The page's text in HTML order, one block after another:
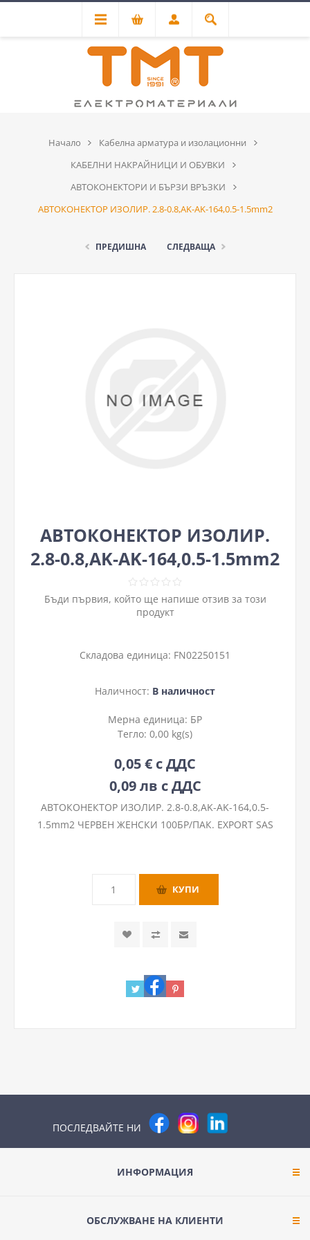
Начало
Кабелна арматура и изолационни
КАБЕЛНИ НАКРАЙНИЦИ И ОБУВКИ
АВТОКОНЕКТОРИ И БЪРЗИ ВРЪЗКИ
АВТОКОНЕКТОР ИЗОЛИР. 2.8-0.8,ΑΚ-ΑΚ-164,0.5-1.5mm2
ПРЕДИШНА СЛЕДВАЩА
АВТОКОНЕКТОР ИЗОЛИР.
2.8-0.8,ΑΚ-ΑΚ-164,0.5-1.5mm2
Бъди първия, който ще напише отзив за този
продукт
Складова единица: FN02250151
Наличност: В наличност
Мерна единица: БР
Тегло: 0,00 kg(s)
0,05 € с ДДС
0,09 лв с ДДС
АВТОКОНЕКТОР ИЗОЛИР. 2.8-0.8,ΑΚ-ΑΚ-164,0.5-
1.5mm2 ЧЕРВЕН ЖЕНСКИ 100БР/ПАК. EXPORT SAS
ПОСЛЕДВАЙТЕ НИ
ИНФОРМАЦИЯ
ОБСЛУЖВАНЕ НА КЛИЕНТИ